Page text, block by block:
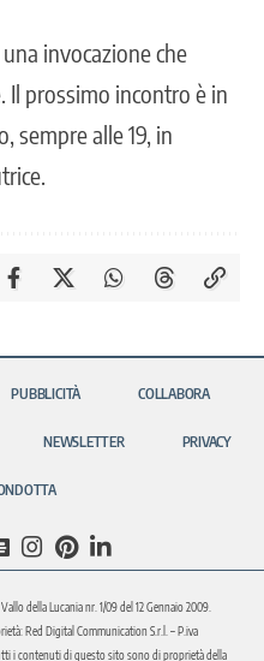
invocazione che
Il prossimo incontro è in
sempre alle 19, in
PUBBLICITÀ COLLABORA
NEWSLETTER PRIVACY
della Lucania nr. 1/09 del 12 Gennaio 2009.
Red Digital Communication S.r.l. – P.iva
i contenuti di questo sito sono di proprietà della